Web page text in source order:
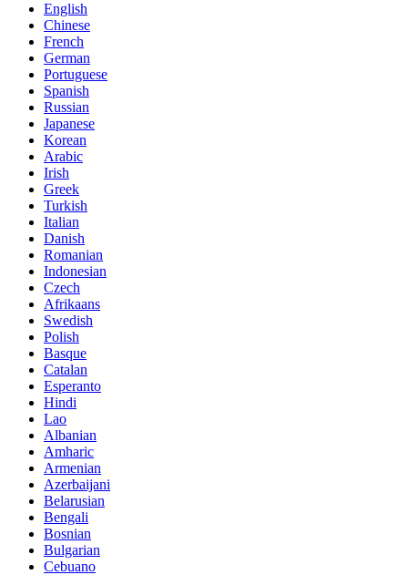
English
Chinese
French
German
Portuguese
Spanish
Russian
Japanese
Korean
Arabic
Irish
Greek
Turkish
Italian
Danish
Romanian
Indonesian
Czech
Afrikaans
Swedish
Polish
Basque
Catalan
Esperanto
Hindi
Lao
Albanian
Amharic
Armenian
Azerbaijani
Belarusian
Bengali
Bosnian
Bulgarian
Cebuano